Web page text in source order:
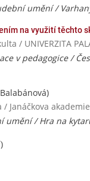
umění /
na využití těchto
/ UNIVERZITA
v pedagogice /
Janáčkova
umění / Hra na